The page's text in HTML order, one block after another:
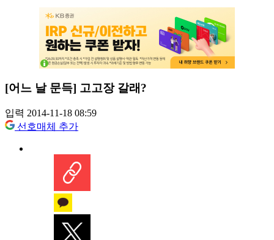
[어느 날 문득] 고고장 갈래?
입력 2014-11-18 08:59
선호매체 추가